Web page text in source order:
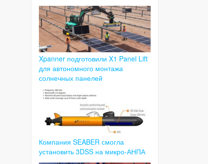
Xpanner подготовили X1 Panel Lift
для автономного монтажа
солнечных панелей
Компания SEABER смогла
установить 3DSS на микро-АНПА